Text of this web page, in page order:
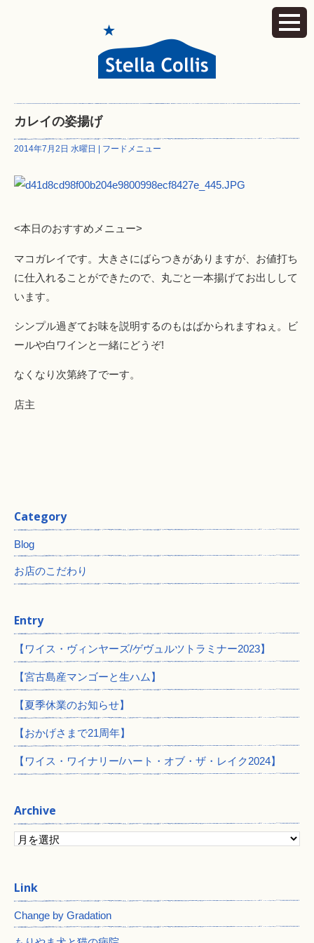
カレイの姿揚げ
2014年7月2日 水曜日 | フードメニュー
<本日のおすすめメニュー>
マコガレイです。大きさにばらつきがありますが、お値打ち
に仕入れることができたので、丸ごと一本揚げてお出しして
います。
シンプル過ぎてお味を説明するのもはばかられますねぇ。ビ
ールや白ワインと一緒にどうぞ!
なくなり次第終了でーす。
店主
Category
Blog
お店のこだわり
Entry
【ワイス・ヴィンヤーズ/ゲヴュルツトラミナー2023】
【宮古島産マンゴーと生ハム】
【夏季休業のお知らせ】
【おかげさまで21周年】
【ワイス・ワイナリー/ハート・オブ・ザ・レイク2024】
Archive
Change by Gradation